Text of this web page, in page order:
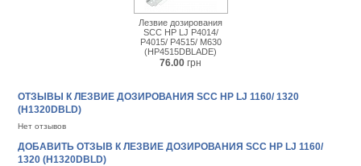
Лезвие дозирования
SCC HP LJ P4014/
P4015/ P4515/ M630
(HP4515DBLADE)
76.00 грн
ОТЗЫВЫ К ЛЕЗВИЕ ДОЗИРОВАНИЯ SCC HP LJ 1160/ 1320
(H1320DBLD)
Нет отзывов
ДОБАВИТЬ ОТЗЫВ К ЛЕЗВИЕ ДОЗИРОВАНИЯ SCC HP LJ 1160/
1320 (H1320DBLD)